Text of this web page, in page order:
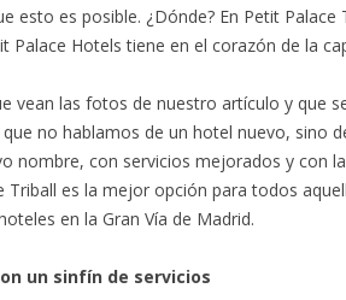
esto es posible. ¿Dónde? En Petit Palace
Palace Hotels tiene en el corazón de la
vean las fotos de nuestro artículo y que
no hablamos de un hotel nuevo, sino
nombre, con servicios mejorados y con
Triball es la mejor opción para todos
en la Gran Vía de Madrid.
un sinfín de servicios